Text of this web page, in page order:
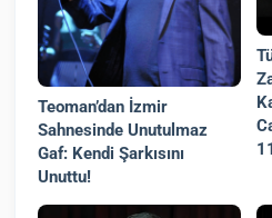
Teoman’dan İzmir
Sahnesinde Unutulmaz
Gaf: Kendi Şarkısını
Unuttu!